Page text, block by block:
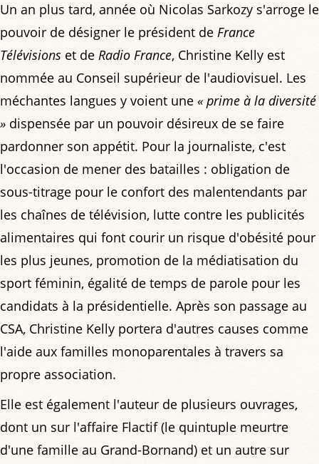
Un an plus tard, année où Nicolas Sarkozy s'arroge le
pouvoir de désigner le président de France
Télévisions et de Radio France, Christine Kelly est
nommée au Conseil supérieur de l'audiovisuel. Les
méchantes langues y voient une « prime à la diversité
» dispensée par un pouvoir désireux de se faire
pardonner son appétit. Pour la journaliste, c'est
l'occasion de mener des batailles : obligation de
sous-titrage pour le confort des malentendants par
les chaînes de télévision, lutte contre les publicités
alimentaires qui font courir un risque d'obésité pour
les plus jeunes, promotion de la médiatisation du
sport féminin, égalité de temps de parole pour les
candidats à la présidentielle. Après son passage au
CSA, Christine Kelly portera d'autres causes comme
l'aide aux familles monoparentales à travers sa
propre association.
Elle est également l'auteur de plusieurs ouvrages,
dont un sur l'affaire Flactif (le quintuple meurtre
d'une famille au Grand-Bornand) et un autre sur